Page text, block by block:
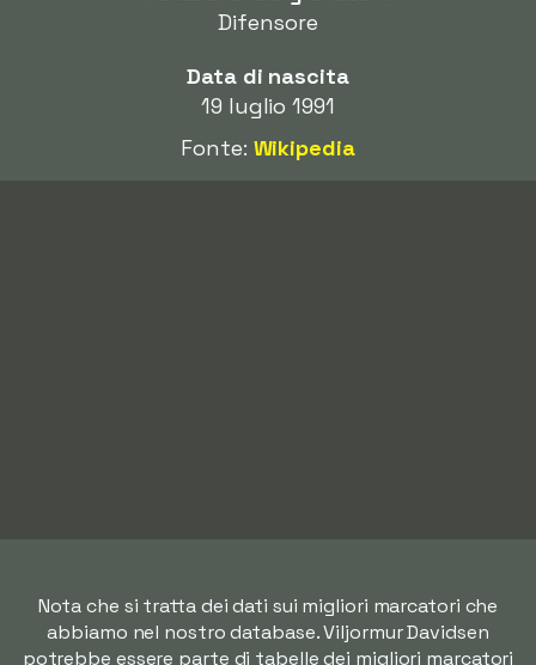
Difensore
Data di nascita
19 luglio 1991
Fonte: Wikipedia
Nota che si tratta dei dati sui migliori marcatori che
abbiamo nel nostro database. Viljormur Davidsen
potrebbe essere parte di tabelle dei migliori marcatori